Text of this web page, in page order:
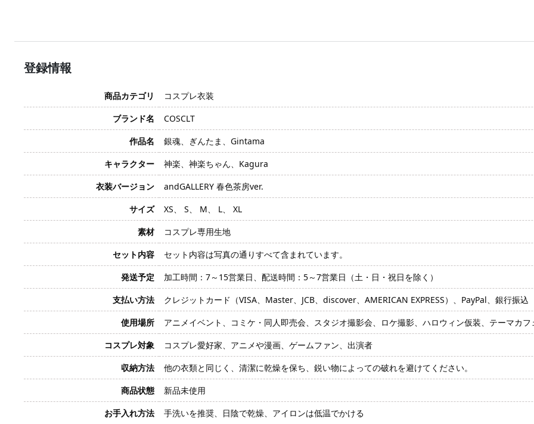
登録情報
商品カテゴリ
コスプレ衣装
ブランド名
COSCLT
作品名
銀魂、ぎんたま、Gintama
キャラクター
神楽、神楽ちゃん、Kagura
衣装バージョン
andGALLERY 春色茶房ver.
サイズ
XS、 S、 M、 L、 XL
素材
コスプレ専用生地
セット内容
セット内容は写真の通りすべて含まれています。
発送予定
加工時間：7～15営業日、配送時間：5～7営業日（土・日・祝日を除く）
支払い方法
クレジットカード（VISA、Master、JCB、discover、AMERICAN EXPRESS）、PayPal、銀行振込
使用場所
アニメイベント、コミケ・同人即売会、スタジオ撮影会、ロケ撮影、ハロウィン仮装、テーマカ
コスプレ対象
コスプレ愛好家、アニメや漫画、ゲームファン、出演者
収納方法
他の衣類と同じく、清潔に乾燥を保ち、鋭い物によっての破れを避けてください。
商品状態
新品未使用
お手入れ方法
手洗いを推奨、日陰で乾燥、アイロンは低温でかける